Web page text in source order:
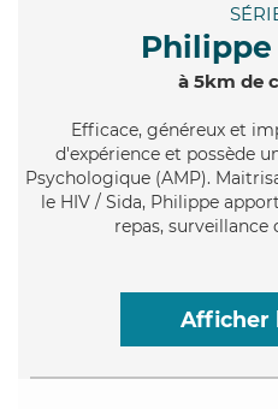
Philippe
à 5km de
Efficace, généreux et
d'expérience et possède
Psychologique (AMP).
le HIV / Sida, Philippe
repas, surveillance
Afficher